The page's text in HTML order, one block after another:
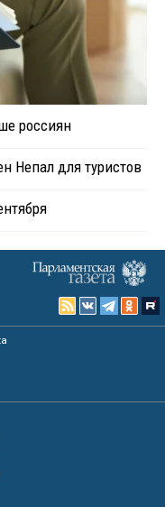
россиян
Непал для туристов